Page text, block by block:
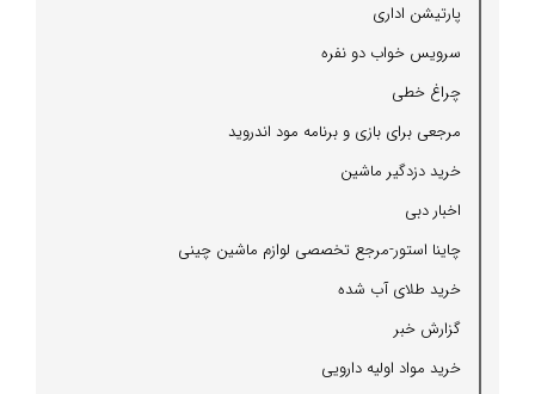
پارتیشن اداری
سرویس خواب دو نفره
چراغ خطی
مرجعی برای بازی و برنامه مود اندروید
خرید دزدگیر ماشین
اخبار دبی
چاینا استور-مرجع تخصصی لوازم ماشین چینی
خرید طلای آب شده
گزارش خبر
خرید مواد اولیه دارویی